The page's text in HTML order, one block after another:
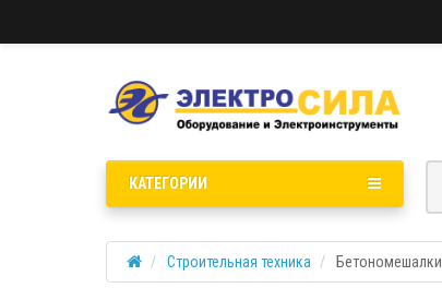
КАТЕГОРИИ
Строительная техника Бетономешалки